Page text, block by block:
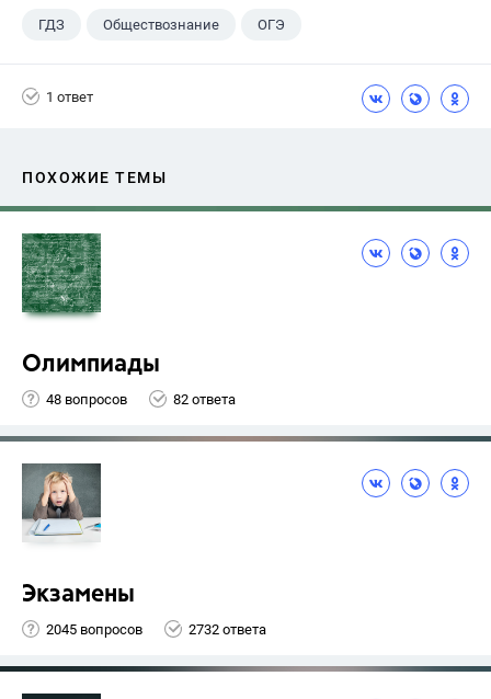
ГДЗ Обществознание ОГЭ
1 ответ
ПОХОЖИЕ ТЕМЫ
Олимпиады
48 вопросов 82 ответа
Экзамены
2045 вопросов 2732 ответа